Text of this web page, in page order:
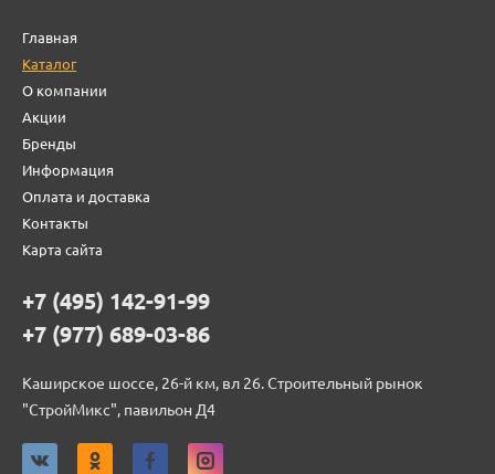
Главная
Каталог
О компании
Акции
Бренды
Информация
Оплата и доставка
Контакты
Карта сайта
+7 (495) 142-91-99
+7 (977) 689-03-86
Каширское шоссе, 26-й км, вл 26. Строительный рынок
"СтройМикс", павильон Д4